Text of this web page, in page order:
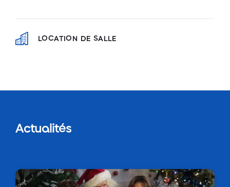
LOCATION DE SALLE
Actualités